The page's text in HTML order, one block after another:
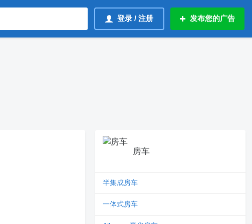
登录 / 注册 发布您的广告
房车
半集成房车
一体式房车